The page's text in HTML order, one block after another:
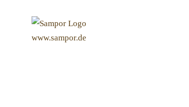
www.sampor.de